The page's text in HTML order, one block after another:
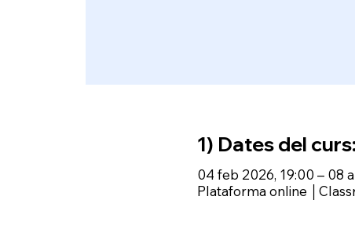
1) Dates del curs:
04 feb 2026, 19:00 – 08
Plataforma online